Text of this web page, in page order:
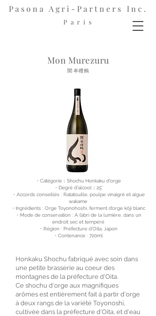
Pasona Agri-Partners Inc.
P a r i s
Mon Murezuru
聞 牟禮鶴
・Catégorie：Shochu Honkaku d'orge
・Degré d'alcool：25°
・Accords conseillés : Ratatouille, poulpe vinaigré et algue
wakame
・Ingrédients : Orge Toyonohoshi, ferment d’orge kôji blanc
・Mode de conservation : A l’abri de la lumière, dans un
endroit sec et tempéré
・Région : Préfecture d’Oita, Japon
・Contenance : 720ml
Honkaku Shochu fabriqué avec soin dans
une petite brasserie au coeur des
montagnes de la préfecture d'Oita.
Ce shochu d'orge aux magnifiques
arômes est entièrement fait à partir d'orge
à deux rangs de la variété Toyonoshi,
cultivée dans la préfecture d'Oita, et d'eau